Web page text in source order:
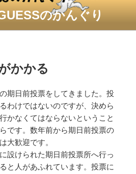
のかんぐり
かかる
期日前投票をしてきました。投
わけではないのですが、決めら
かなくてはならないということ
です。数年前から期日前投票の
大歓迎です。
設けられた期日前投票所へ行っ
と人があふれています。投票に